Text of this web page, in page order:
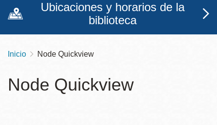
Ubicaciones y horarios de la
biblioteca
Sobrescribir
de
Inicio Node Quickview
Node Quickview